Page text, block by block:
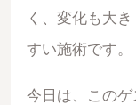
く、変化も大
すい施術です。
今日は、このゲ